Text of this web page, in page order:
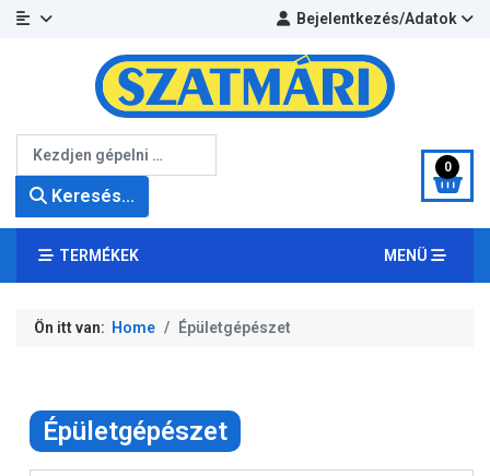
Bejelentkezés/Adatok
Keresés...
0
TERMÉKEK MENÜ
Ön itt van: Home Épületgépészet
Épületgépészet